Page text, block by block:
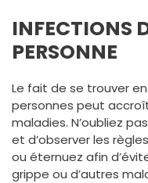
INFECTIONS
PERSONNE
Le fait de se trouver
personnes peut
maladies. N’oubliez
et d’observer les
ou éternuez afin
grippe ou d’autres